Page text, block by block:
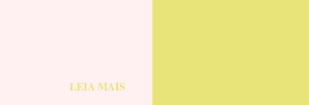
LEIA MAIS